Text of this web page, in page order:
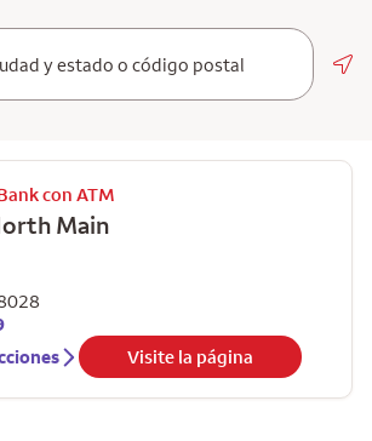
con ATM
Main
Visite la página